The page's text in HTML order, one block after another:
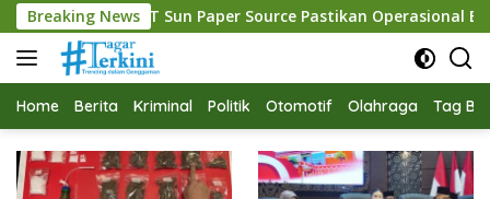
Langsung
ke
konten
Breaking News
Paper Source Pastikan Operasional Berjalan Normal
Home Berita Kriminal Politik Otomotif Olahraga Tag